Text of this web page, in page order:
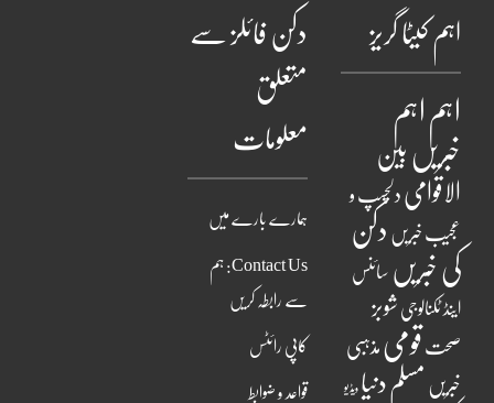
اہم کیٹا گریز
اہم اہم
خبریں بین
الاقوامی دلچسپ و
عجیب خبریں دکن
کی خبریں سائنس
اینڈ ٹکنالوجی شوبز
صحت قومی مذہبی
خبریں مسلم دنیا ویڈیو
دکن فائلز سے
متعلق
معلومات
ہمارے بارے میں
Contact Us: ہم
سے رابطہ کریں
کاپی رائٹس
قواعد و ضوابط